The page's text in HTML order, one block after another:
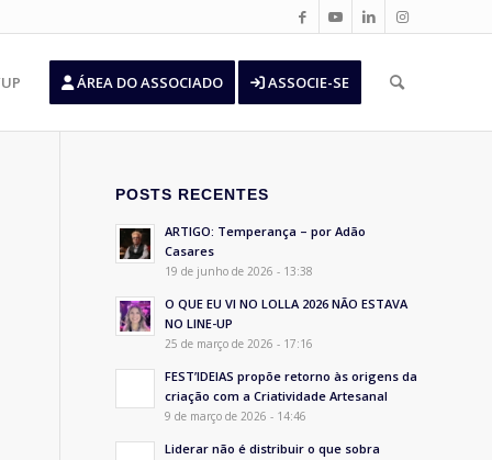
ÁREA DO ASSOCIADO ASSOCIE-SE
POSTS RECENTES
ARTIGO: Temperança – por Adão
Casares
19 de junho de 2026 - 13:38
O QUE EU VI NO LOLLA 2026 NÃO ESTAVA
NO LINE-UP
25 de março de 2026 - 17:16
FEST’IDEIAS propõe retorno às origens da
criação com a Criatividade Artesanal
9 de março de 2026 - 14:46
Liderar não é distribuir o que sobra